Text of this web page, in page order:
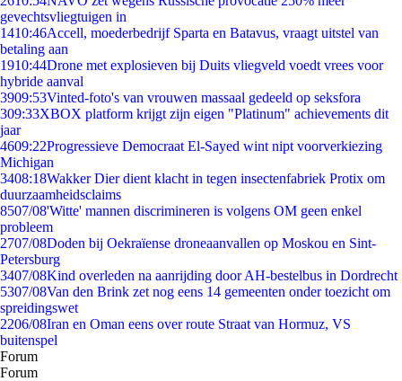
gevechtsvliegtuigen in
1410:46Accell, moederbedrijf Sparta en Batavus, vraagt uitstel van
betaling aan
1910:44Drone met explosieven bij Duits vliegveld voedt vrees voor
hybride aanval
3909:53Vinted-foto's van vrouwen massaal gedeeld op seksfora
309:33XBOX platform krijgt zijn eigen "Platinum" achievements dit
jaar
4609:22Progressieve Democraat El-Sayed wint nipt voorverkiezing
Michigan
3408:18Wakker Dier dient klacht in tegen insectenfabriek Protix om
duurzaamheidsclaims
8507/08'Witte' mannen discrimineren is volgens OM geen enkel
probleem
2707/08Doden bij Oekraïense droneaanvallen op Moskou en Sint-
Petersburg
3407/08Kind overleden na aanrijding door AH-bestelbus in Dordrecht
5307/08Van den Brink zet nog eens 14 gemeenten onder toezicht om
spreidingswet
2206/08Iran en Oman eens over route Straat van Hormuz, VS
buitenspel
Forum
Forum